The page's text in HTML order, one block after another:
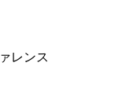
レンス